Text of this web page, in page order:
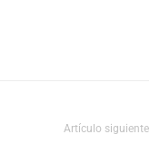
Artículo siguiente